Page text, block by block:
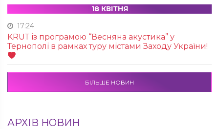
18 КВІТНЯ
17:24
KRUТ із програмою “Весняна акустика” у
Тернополі в рамках туру містами Заходу України!
БІЛЬШЕ НОВИН
АРХІВ НОВИН